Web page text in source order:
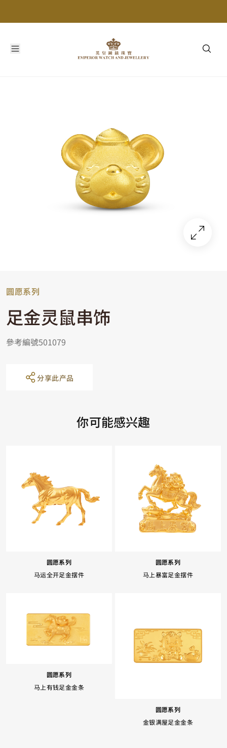
圆愿系列
足金灵鼠串饰
參考編號501079
分享此产品
你可能感兴趣
圆愿系列
马运全开足金摆件
圆愿系列
马上暴富足金摆件
圆愿系列
马上有钱足金金条
圆愿系列
金银满屋足金金条